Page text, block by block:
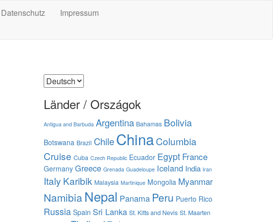
Datenschutz Impressum
Sprache
auswählen
Länder / Országok
Antigua and Barbuda Argentina Bahamas Bolivia
Botswana Brazil ChileChinaColumbia
Cruise Cuba Czech Republic Ecuador Egypt France
Germany Greece Grenada Guadeloupe Iceland India Iran
Italy Karibik Malaysia Martinique Mongolia Myanmar
Namibia Nepal Panama Peru Puerto Rico
Russia Spain Sri Lanka St. Kitts and Nevis St. Maarten